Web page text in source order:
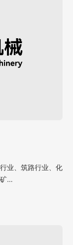
业、筑路行业、化
矿…